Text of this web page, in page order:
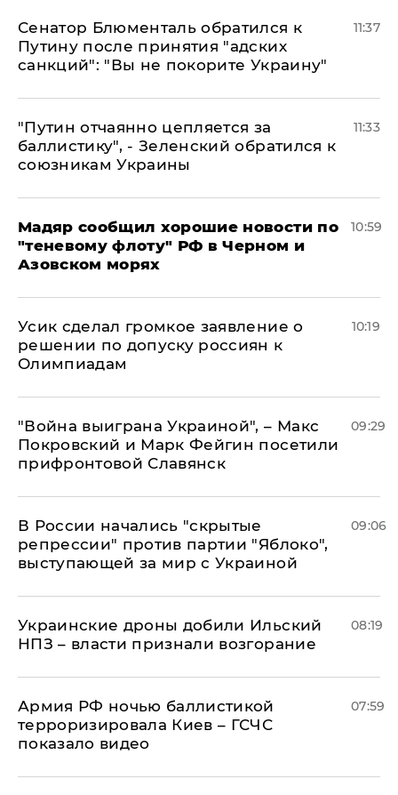
Сенатор Блюменталь обратился к
Путину после принятия "адских
санкций": "Вы не покорите Украину"
11:37
"Путин отчаянно цепляется за
баллистику", - Зеленский обратился к
союзникам Украины
11:33
Мадяр сообщил хорошие новости по
"теневому флоту" РФ в Черном и
Азовском морях
10:59
Усик сделал громкое заявление о
решении по допуску россиян к
Олимпиадам
10:19
"Война выиграна Украиной", – Макс
Покровский и Марк Фейгин посетили
прифронтовой Славянск
09:29
В России начались "скрытые
репрессии" против партии "Яблоко",
выступающей за мир с Украиной
09:06
Украинские дроны добили Ильский
НПЗ – власти признали возгорание
08:19
Армия РФ ночью баллистикой
терроризировала Киев – ГСЧС
показало видео
07:59